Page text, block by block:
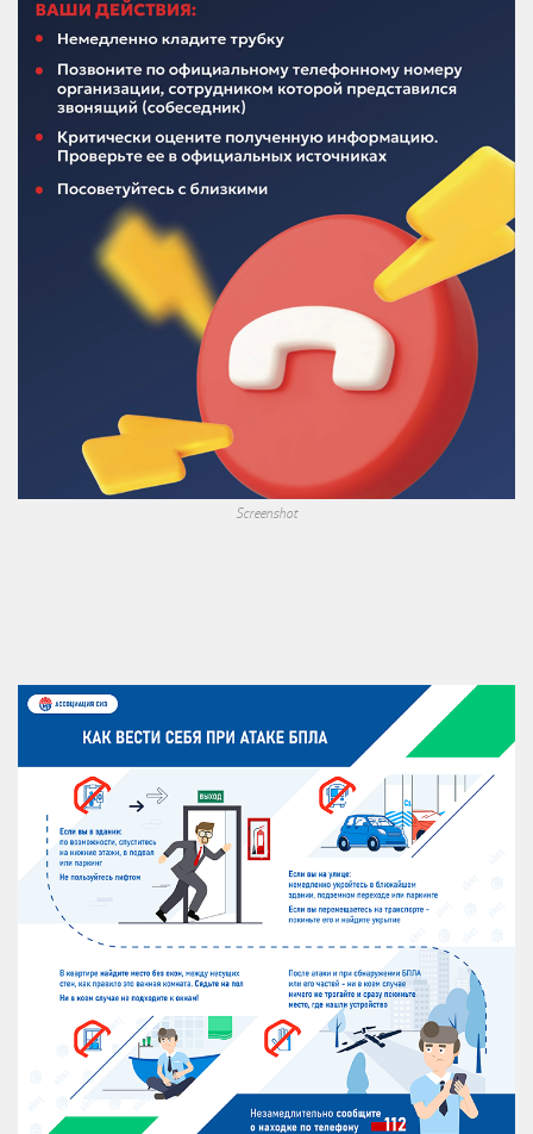
Screenshot